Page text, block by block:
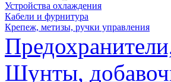
Устройства охлаждения
Кабели и фурнитура
Крепеж, метизы, ручки управления
Шунты,